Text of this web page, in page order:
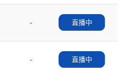
-
直播中
-
直播中